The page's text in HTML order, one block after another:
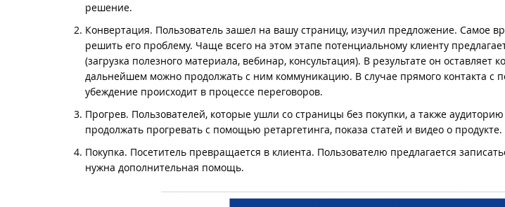
решение.
Конвертация. Пользователь зашел на вашу страницу, изучил предложение. Самое
решить его проблему. Чаще всего на этом этапе потенциальному клиенту
(загрузка полезного материала, вебинар, консультация). В результате он оставляет
дальнейшем можно продолжать с ним коммуникацию. В случае прямого контакта с
убеждение происходит в процессе переговоров.
Прогрев. Пользователей, которые ушли со страницы без покупки, а также
продолжать прогревать с помощью ретаргетинга, показа статей и видео о продукте.
Покупка. Посетитель превращается в клиента. Пользователю предлагается
нужна дополнительная помощь.